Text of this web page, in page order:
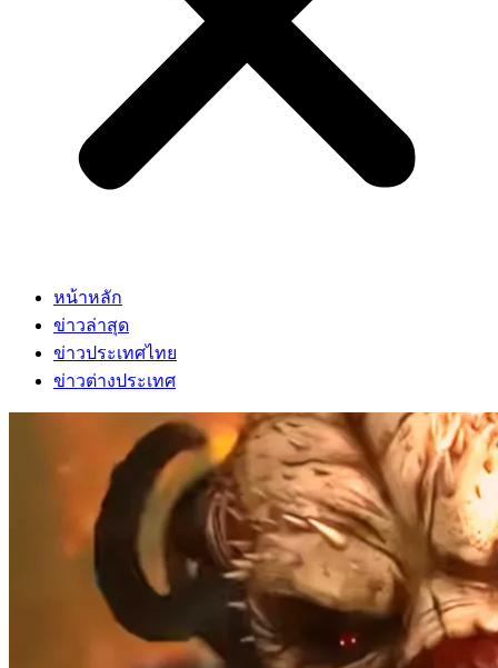
หน้าหลัก
ข่าวล่าสุด
ข่าวประเทศไทย
ข่าวต่างประเทศ